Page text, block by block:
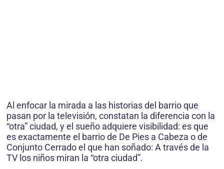
Al enfocar la mirada a las historias del barrio que
pasan por la televisión, constatan la diferencia con la
“otra” ciudad, y el sueño adquiere visibilidad: es que
es exactamente el barrio de De Pies a Cabeza o de
Conjunto Cerrado el que han soñado: A través de la
TV los niños miran la “otra ciudad”.